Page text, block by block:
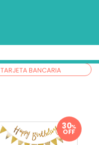
TARJETA BANCARIA
%
OFF